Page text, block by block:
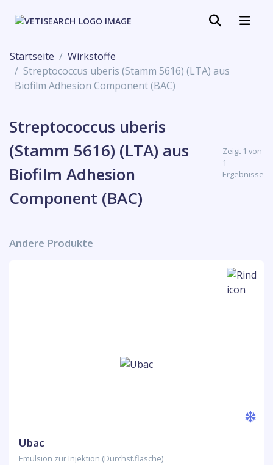
Startseite
Wirkstoffe
Streptococcus uberis (Stamm 5616) (LTA) aus
Biofilm Adhesion Component (BAC)
Streptococcus uberis
(Stamm 5616) (LTA) aus
Biofilm Adhesion
Component (BAC)
Zeigt 1 von
1
Ergebnisse
Andere Produkte
Ubac
Emulsion zur Injektion (Durchst.flasche)